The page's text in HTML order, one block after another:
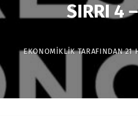
SIRRI 4
EKONOMIKLIKTARAFINDAN 21